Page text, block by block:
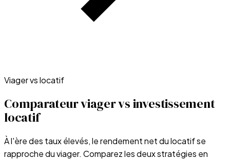
Viager vs locatif
Comparateur viager vs investissement
locatif
À l'ère des taux élevés, le rendement net du locatif se
rapproche du viager. Comparez les deux stratégies en